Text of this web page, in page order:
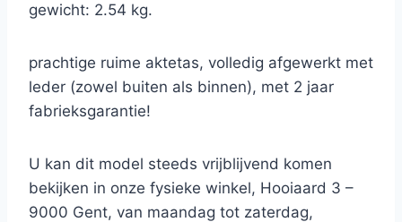
gewicht: 2.54 kg.
prachtige ruime aktetas, volledig afgewerkt met
leder (zowel buiten als binnen), met 2 jaar
fabrieksgarantie!
U kan dit model steeds vrijblijvend komen
bekijken in onze fysieke winkel, Hooiaard 3 –
9000 Gent, van maandag tot zaterdag,